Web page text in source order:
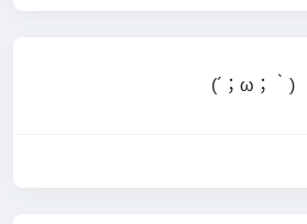
(⁠´⁠；⁠ω⁠；⁠｀⁠)